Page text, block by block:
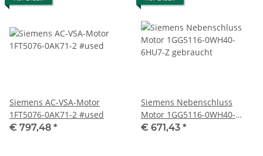
Siemens AC-VSA-Motor
1FT5076-0AK71-2 #used
€ 797,48 *
Siemens Nebenschluss
Motor 1GG5116-0WH40-
6HU7-Z gebraucht
€ 671,43 *